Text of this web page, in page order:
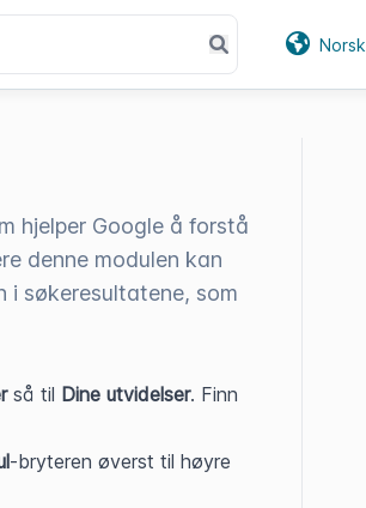
Norsk
hjelper Google å forstå
denne modulen kan
i søkeresultatene, som
så til Dine utvidelser
-bryteren øverst til høyre